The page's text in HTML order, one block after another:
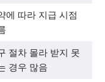
에 따라 지급 시점
절차 몰라 받지 못
경우 많음